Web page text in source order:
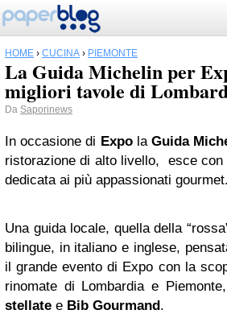
HOME › CUCINA › PIEMONTE
La Guida Michelin per
migliori tavole di
Da Saporinews
In occasione di ExpolaGuida
ristorazione di alto livello, esce con
dedicata ai più appassionati gourmet.
Una guida locale, quella della
bilingue, in italiano e inglese,
il grande evento di Expo con la
rinomate di Lombardia e
stellate e Bib Gourmand.